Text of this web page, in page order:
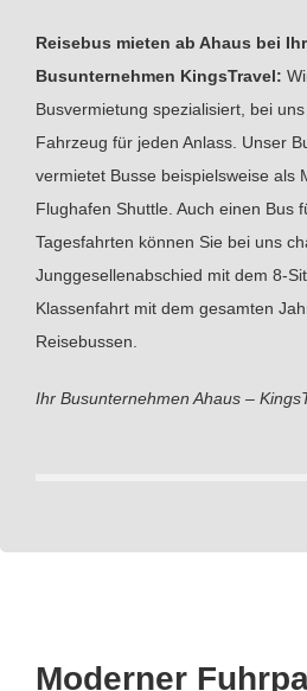
Reisebus mieten ab Ahaus bei
Busunternehmen KingsTravel:
Busvermietung spezialisiert, bei
Fahrzeug für jeden Anlass. Unser
vermietet Busse beispielsweise als
Flughafen Shuttle. Auch einen Bus
Tagesfahrten können Sie bei uns
Junggesellenabschied mit dem 8-
Klassenfahrt mit dem gesamten
Reisebussen.
Ihr Busunternehmen Ahaus –
Moderner